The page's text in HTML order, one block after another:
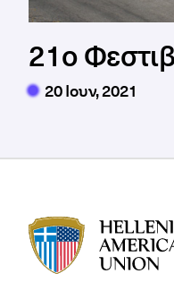
21ο
20 Ιουν, 2021